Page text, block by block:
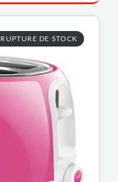
RUPTURE DE STOCK